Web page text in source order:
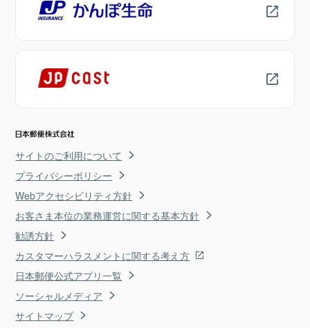
サイトのご利用について
プライバシーポリシー
Webアクセシビリティ方針
お客さま本位の業務運営に関する基本方針
勧誘方針
カスタマーハラスメントに関する考え方
日本郵便公式アプリ一覧
ソーシャルメディア
サイトマップ